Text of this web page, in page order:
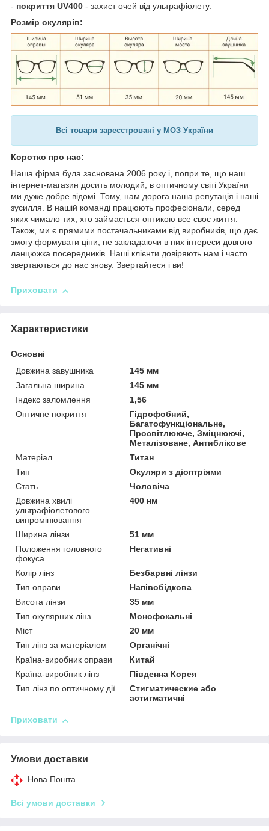
- покриття UV400 - захист очей від ультрафіолету.
Розмір окулярів:
Всі товари зареєстровані у МОЗ України
Коротко про нас:
Наша фірма була заснована 2006 року і, попри те, що наш
інтернет-магазин досить молодий, в оптичному світі України
ми дуже добре відомі. Тому, нам дорога наша репутація і наші
зусилля. В нашій команді працюють професіонали, серед
яких чимало тих, хто займається оптикою все своє життя.
Також, ми є прямими постачальниками від виробників, що дає
змогу формувати ціни, не закладаючи в них інтереси довгого
ланцюжка посередників. Наші клієнти довіряють нам і часто
звертаються до нас знову. Звертайтеся і ви!
Приховати
Характеристики
Основні
Довжина завушника
145 мм
Загальна ширина
145 мм
Індекс заломлення
1,56
Оптичне покриття
Гідрофобний,
Багатофункціональне,
Просвітлююче, Зміцнюючі,
Металізоване, Антиблікове
Матеріал
Титан
Тип
Окуляри з діоптріями
Стать
Чоловіча
Довжина хвилі
ультрафіолетового
випромінювання
400 нм
Ширина лінзи
51 мм
Положення головного
фокуса
Негативні
Колір лінз
Безбарвні лінзи
Тип оправи
Напівобідкова
Висота лінзи
35 мм
Тип окулярних лінз
Монофокальні
Міст
20 мм
Тип лінз за матеріалом
Органічні
Країна-виробник оправи
Китай
Країна-виробник лінз
Південна Корея
Тип лінз по оптичному дії
Стигматические або
астигматичні
Приховати
Умови доставки
Нова Пошта
Всі умови доставки